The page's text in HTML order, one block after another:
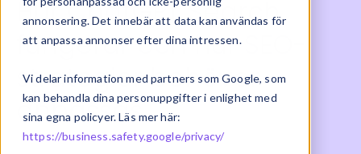
annonsering. Det innebär att data kan användas för
att anpassa annonser efter dina intressen.
Vi delar information med partners som Google, som
kan behandla dina personuppgifter i enlighet med
sina egna policyer. Läs mer här:
https://business.safety.google/privacy/
Hur ChatGPT Search
fungerar och hur SEO-
strategier behöver
anpassas